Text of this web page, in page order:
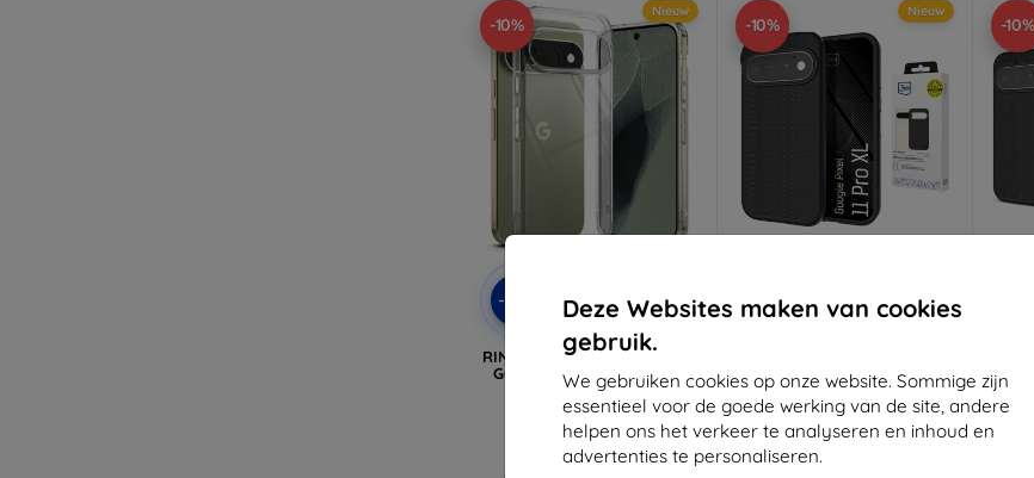
Deze Websites maken van cookies
gebruik.
We gebruiken cookies op onze website. Sommige zijn
essentieel voor de goede werking van de site, andere
helpen ons het verkeer te analyseren en inhoud en
advertenties te personaliseren.
-10%
Nieuw
-10%
met
coupon
EXTRA10
RINGKE FUSION hoesje voor
GOOGLE PIXEL 11 PRO XL,
transparant
€ 18,90
€ 17,01
-10%
Nieuw
-10%
met
coupon
EXTRA10
smartphonehoesje voor
Google Pixel 11 Pro XL
€ 20,90
€ 18,80
-10%
voor